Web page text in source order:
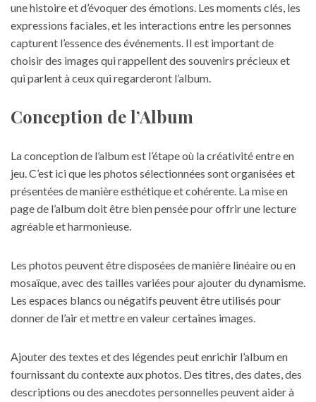
une histoire et d’évoquer des émotions. Les moments clés, les
expressions faciales, et les interactions entre les personnes
capturent l’essence des événements. Il est important de
choisir des images qui rappellent des souvenirs précieux et
qui parlent à ceux qui regarderont l’album.
Conception de l’Album
La conception de l’album est l’étape où la créativité entre en
jeu. C’est ici que les photos sélectionnées sont organisées et
présentées de manière esthétique et cohérente. La mise en
page de l’album doit être bien pensée pour offrir une lecture
agréable et harmonieuse.
Les photos peuvent être disposées de manière linéaire ou en
mosaïque, avec des tailles variées pour ajouter du dynamisme.
Les espaces blancs ou négatifs peuvent être utilisés pour
donner de l’air et mettre en valeur certaines images.
Ajouter des textes et des légendes peut enrichir l’album en
fournissant du contexte aux photos. Des titres, des dates, des
descriptions ou des anecdotes personnelles peuvent aider à